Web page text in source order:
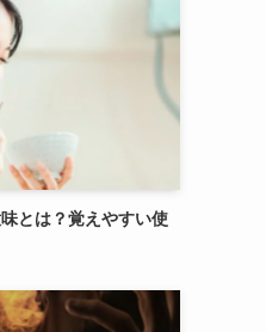
とは？覚えやすい使